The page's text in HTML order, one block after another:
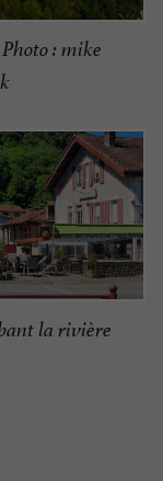
: mike
la rivière